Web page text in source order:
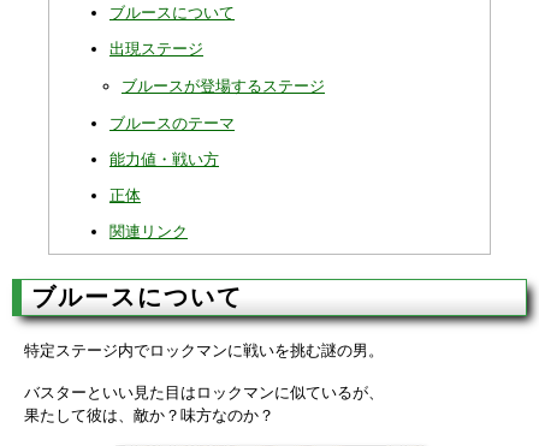
ブルースについて
出現ステージ
ブルースが登場するステージ
ブルースのテーマ
能力値・戦い方
正体
関連リンク
ブルースについて
特定ステージ内でロックマンに戦いを挑む謎の男。
バスターといい見た目はロックマンに似ているが、
果たして彼は、敵か？味方なのか？